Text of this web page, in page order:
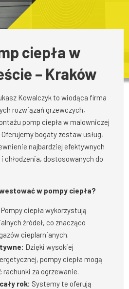
ciepła w
– Kraków
Kowalczyk to wiodąca firma
rozwiązań grzewczych,
pomp ciepła w malowniczej
bogaty zestaw usług,
najbardziej efektywnych
chłodzenia, dostosowanych do
w pompy ciepła?
Pompy ciepła wykorzystują
źródeł, co znacząco
cieplarnianych.
Dzięki wysokiej
pompy ciepła mogą
rachunki za ogrzewanie.
rok: Systemy te oferują